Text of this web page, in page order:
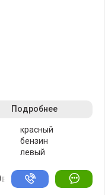
красный
бензин
левый
Подробнее